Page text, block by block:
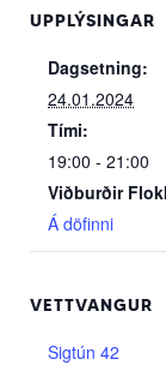
UPPLÝSINGAR
Dagsetning:
24.01.2024
Tími:
19:00 - 21:00
Viðburðir
Á döfinni
VETTVANGUR
Sigtún 42